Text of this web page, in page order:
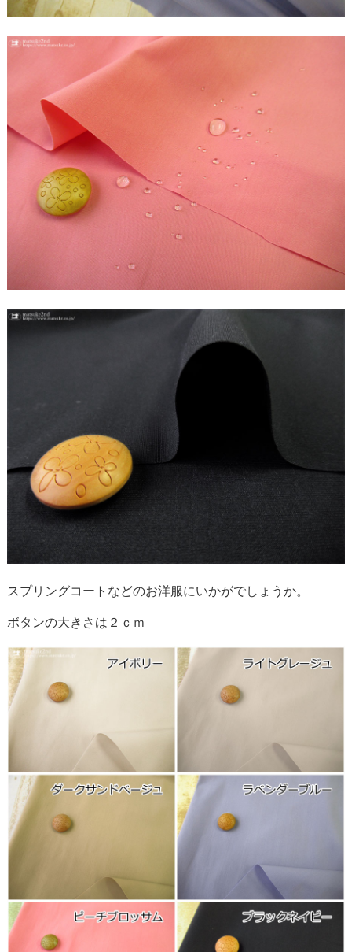
スプリングコートなどのお洋服にいかがでしょうか。
ボタンの大きさは２ｃｍ